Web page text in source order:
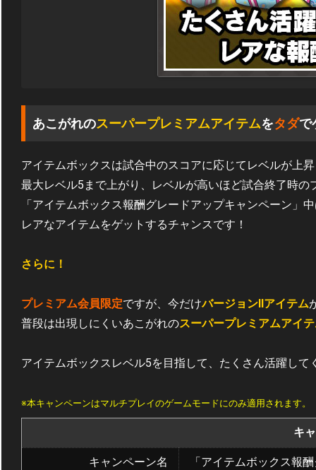
あこがれのスーパープレミアムアイテムをタダで
アイテムボックスは試合中のスコアに応じてレベルが上
最大レベル5まで上がり、レベルが高いほど試合終了時
「アイテムボックス報酬グレードアップキャンペーン」
レアなアイテムをゲットするチャンスです！
さらに！
プレミアム会員限定ですが、今だけバージョンⅡアイテム
普段は出現しにくいあこがれのスーパープレミアムアイ
アイテムボックスレベル5を目指して、たくさん活躍して
※本キャンペーンはマルチプレイのゲームモードにのみ適用されます。
キ
キャンペーン名 「アイテムボックス報